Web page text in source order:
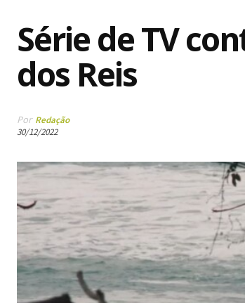
Série de TV
dos Reis
Por Redação
30/12/2022